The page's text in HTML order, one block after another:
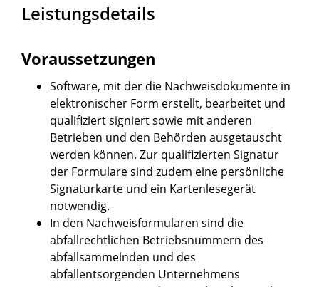
Leistungsdetails
Voraussetzungen
Software, mit der die Nachweisdokumente in
elektronischer Form erstellt, bearbeitet und
qualifiziert signiert sowie mit anderen
Betrieben und den Behörden ausgetauscht
werden können. Zur qualifizierten Signatur
der Formulare sind zudem eine persönliche
Signaturkarte und ein Kartenlesegerät
notwendig.
In den Nachweisformularen sind die
abfallrechtlichen Betriebsnummern des
abfallsammelnden und des
abfallentsorgenden Unternehmens